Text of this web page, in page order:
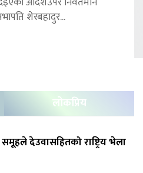
शेरबहादुर...
लोकप्रिय
देउवासहितको राष्ट्रिय भेला